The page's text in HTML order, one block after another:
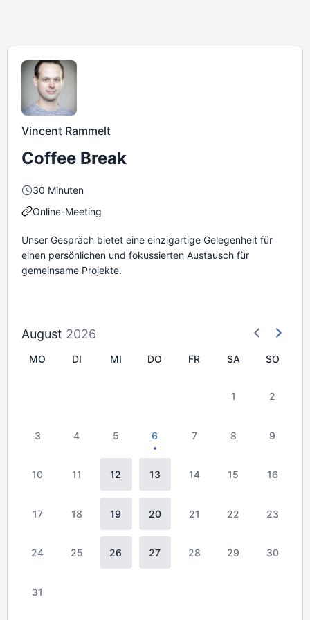
Vincent Rammelt
Coffee Break
30 Minuten
Online-Meeting
Unser Gespräch bietet eine einzigartige Gelegenheit für
einen persönlichen und fokussierten Austausch für
gemeinsame Projekte.
August 2026
MO DI MI DO FR SA SO
1 2
3 4 5 6 7 8 9
10 11 12 13 14 15 16
17 18 19 20 21 22 23
24 25 26 27 28 29 30
31